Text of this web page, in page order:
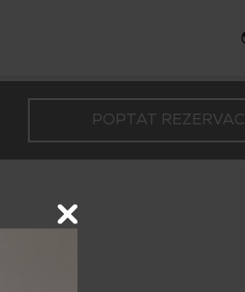
POPTAT REZERVACI